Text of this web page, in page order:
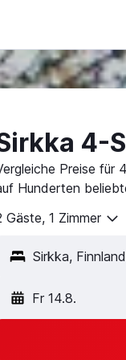
4-
Preise für
Hunderten
Gäste, 1 Zimmer
Fr 14.8.